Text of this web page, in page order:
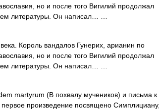
но и после того Вигилий продолжал
литературы. Он написал… …
Король вандалов Гунерих, арианин по
но и после того Вигилий продолжал
литературы. Он написал… …
martyrum (В похвалу мучеников) и письма к
первое произведение посвящено Симплициану,